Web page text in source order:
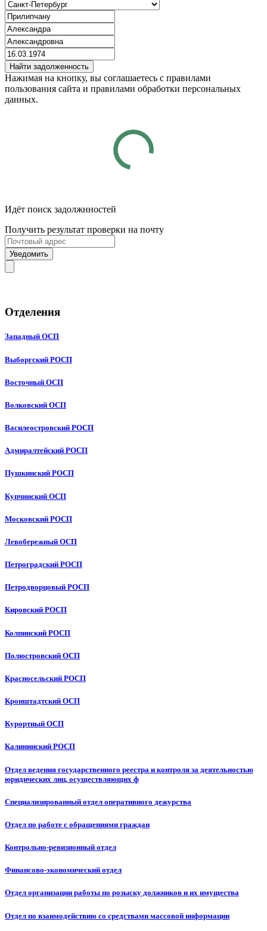
Найти задолженность
Нажимая на кнопку, вы соглашаетесь с правилами
пользования сайта и правилами обработки персональных
данных.
Идёт поиск задолжнностей
Получить результат проверки на почту
Уведомить
Отделения
Западный ОСП
Выборгский РОСП
Восточный ОСП
Волковский ОСП
Василеостровский РОСП
Адмиралтейский РОСП
Пушкинский РОСП
Купчинский ОСП
Московский РОСП
Левобережный ОСП
Петроградский РОСП
Петродворцовый РОСП
Кировский РОСП
Колпинский РОСП
Полюстровский ОСП
Красносельский РОСП
Кронштадтский ОСП
Курортный ОСП
Калининский РОСП
Отдел ведения государственного реестра и контроля за деятельностью
юридических лиц, осуществляющих ф
Специализированный отдел оперативного дежурства
Отдел по работе с обращениями граждан
Контрольно-ревизионный отдел
Финансово-экономический отдел
Отдел организации работы по розыску должников и их имущества
Отдел по взаимодействию со средствами массовой информации